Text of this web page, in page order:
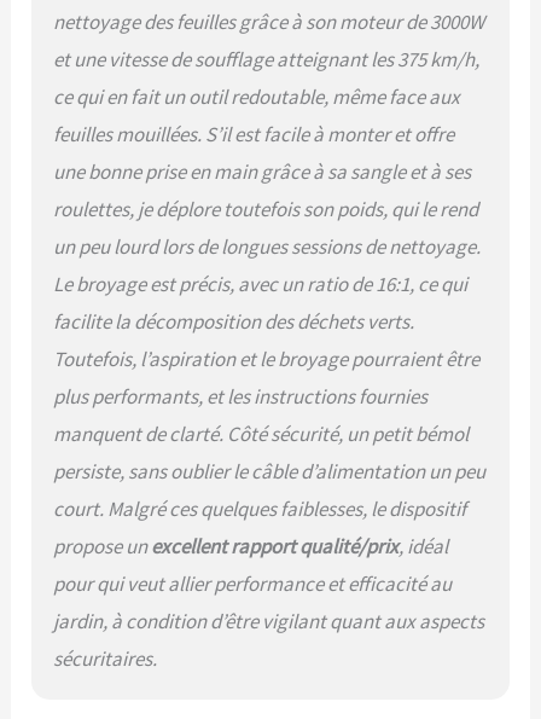
nettoyage des feuilles grâce à son moteur de 3000W
et une vitesse de soufflage atteignant les 375 km/h,
ce qui en fait un outil redoutable, même face aux
feuilles mouillées. S’il est facile à monter et offre
une bonne prise en main grâce à sa sangle et à ses
roulettes, je déplore toutefois son poids, qui le rend
un peu lourd lors de longues sessions de nettoyage.
Le broyage est précis, avec un ratio de 16:1, ce qui
facilite la décomposition des déchets verts.
Toutefois, l’aspiration et le broyage pourraient être
plus performants, et les instructions fournies
manquent de clarté. Côté sécurité, un petit bémol
persiste, sans oublier le câble d’alimentation un peu
court. Malgré ces quelques faiblesses, le dispositif
propose unexcellent rapport qualité/prix, idéal
pour qui veut allier performance et efficacité au
jardin, à condition d’être vigilant quant aux aspects
sécuritaires.